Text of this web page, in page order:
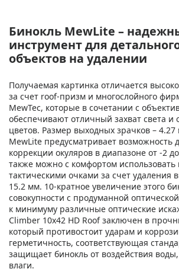
Бинокль MewLite –
инструмент для
объектов на удалении
Получаемая картинка отличается
за счет roof-призм и многослойного
MewTec, которые в сочетании с
обеспечивают отличный захват света и
цветов. Размер выходных зрачков –
MewLite предусматривает возможность
коррекции окуляров в диапазоне от -2
также можно с комфортом использовать
тактическими очками за счет удаления
15.2 мм. 10-кратное увеличение этого
совокупности с продуманной
к минимуму различные оптические
Climber 10x42 HD Roof заключен в
который противостоит ударам и
герметичность, соответствующая
защищает бинокль от воздействия
влаги.